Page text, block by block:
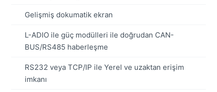
Gelişmiş dokumatik ekran
L-ADIO ile güç modülleri ile doğrudan CAN-
BUS/RS485 haberleşme
RS232 veya TCP/IP ile Yerel ve uzaktan erişim
imkanı